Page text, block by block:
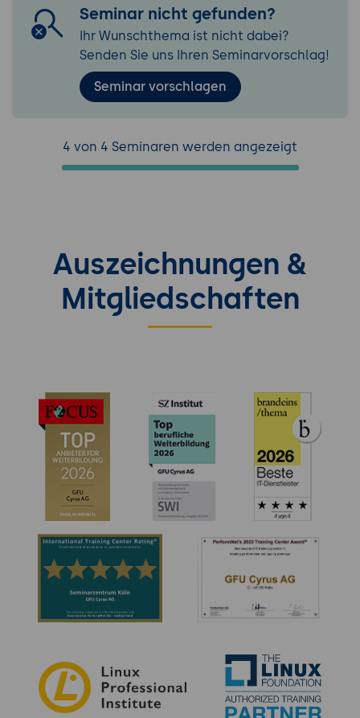
Seminar nicht gefunden?
Ihr Wunschthema ist nicht dabei?
Senden Sie uns Ihren Seminarvorschlag!
Seminar vorschlagen
4 von 4 Seminaren werden angezeigt
Auszeichnungen &
Mitgliedschaften